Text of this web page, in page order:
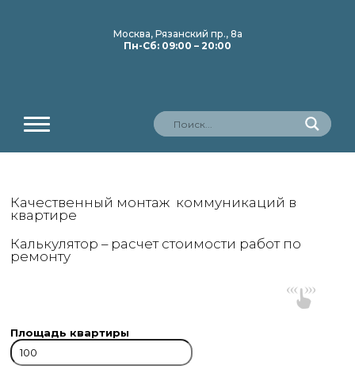
Москва, Рязанский пр., 8а
Пн-Сб: 09:00 – 20:00
Качественный монтаж коммуникаций в
квартире
Калькулятор – расчет стоимости работ по
ремонту
Площадь квартиры